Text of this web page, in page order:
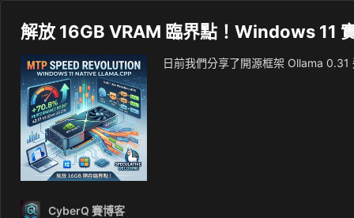
解放 16GB VRAM 臨界點！Windows 11
日前我們分享了開源框架 Ollama
CyberQ 賽博客